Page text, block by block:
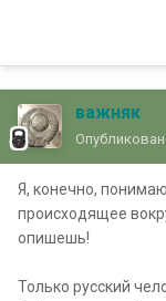
важняк
Я, конечно,
происходящее
опишешь!
Только русский